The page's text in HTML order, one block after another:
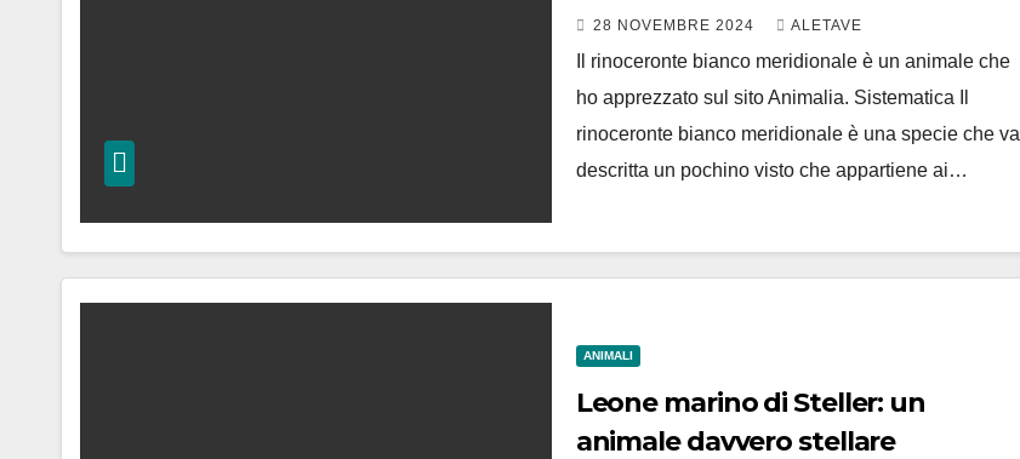
tanti
28 NOVEMBRE 2024 ALETAVE
Il rinoceronte bianco meridionale è un animale che
ho apprezzato sul sito Animalia. Sistematica Il
rinoceronte bianco meridionale è una specie che va
descritta un pochino visto che appartiene ai…
ANIMALI
Leone marino di Steller: un
animale davvero stellare